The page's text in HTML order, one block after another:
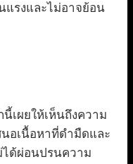
แรงและไม่อาจย้อน
เผยให้เห็นถึงความ
อเนื้อหาที่ดำมืดและ
ด้ผ่อนปรนความ